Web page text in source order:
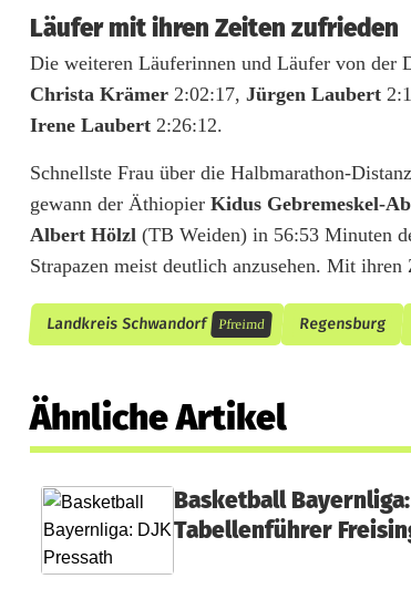
i
m
R
g
e
n
s
u
r
g
M
Läufer mit ihren Zeiten zufrieden
Die weiteren Läuferinnen und Läufer von der
Christa Krämer 2:02:17, Jürgen Laubert
Irene Laubert 2:26:12.
Schnellste Frau über die Halbmarathon-
gewann der Äthiopier Kidus Gebremeskel-
Albert Hölzl (TB Weiden) in 56:53 Minuten
Strapazen meist deutlich anzusehen. Mit
Landkreis Schwandorf Pfreimd Regensburg
Ähnliche Artikel
Basketball
Tabellenführer